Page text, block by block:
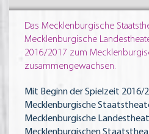
Das Mecklenburgische
Mecklenburgische
2016/2017 zum
zusammengewachsen.
Mit Beginn der Spielzeit 2016/
Mecklenburgische
Mecklenburgische